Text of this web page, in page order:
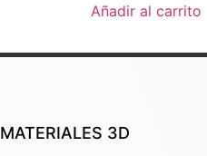
Añadir al carrito
MATERIALES 3D